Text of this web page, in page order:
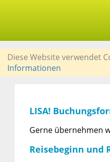
Diese Website verwendet
Informationen
LISA!
Gerne übernehmen
Reisebeginn und